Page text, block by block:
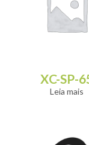
XC-SP-
Leia mais